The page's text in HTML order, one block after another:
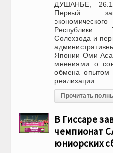
ДУШАНБЕ,
Первый
Республики
Солехзода и
Японии Оми
мнениями о
обмена опытом
реализации
Прочитать
В Гиссаре
чемпионат
юниорских